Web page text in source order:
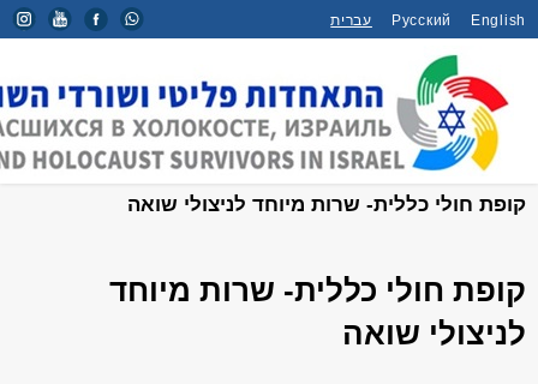
English
Русский עברית
דף הבית / חדשות /
קופת חולי כללית- שרות מיוחד לניצולי שואה
קופת חולי כללית- שרות מיוחד
לניצולי שואה